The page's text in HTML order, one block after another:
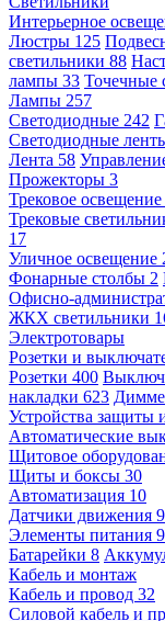
Интерьерное
Люстры 125
светильники 88
лампы 33 Точечные
Лампы 257
Светодиодные 242
Светодиодные
Лента 58
Прожекторы 3
Трековое освещение
Трековые
17
Уличное освещение
Фонарные столбы 2
Офисно-
ЖКХ светильники
Электротовары
Розетки и
Розетки 400
накладки 623
Устройства защиты
Автоматические
Щитовое
Щиты и боксы 30
Автоматизация 10
Датчики движения 9
Элементы питания 9
Батарейки 8
Кабель и монтаж
Кабель и провод 32
Силовой кабель и